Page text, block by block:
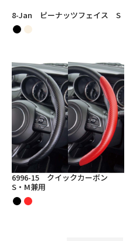
8-Jan ピーナッツフェイス S
6996-15 クイックカーボン
S・M兼用